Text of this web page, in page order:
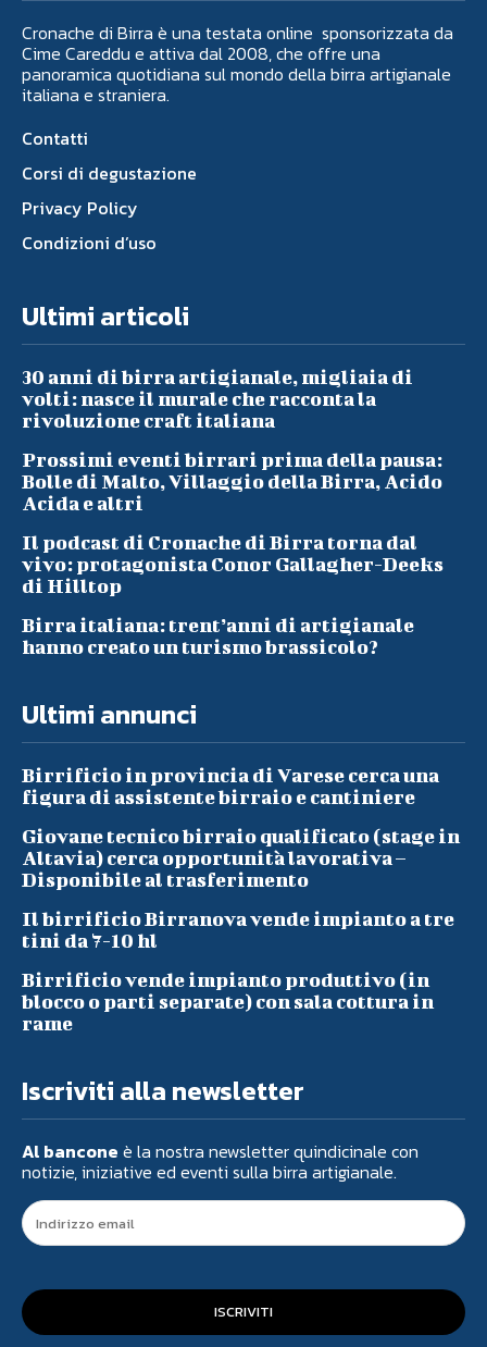
Cronache di Birra è una testata online sponsorizzata da
Cime Careddu e attiva dal 2008, che offre una
panoramica quotidiana sul mondo della birra artigianale
italiana e straniera.
Contatti
Corsi di degustazione
Privacy Policy
Condizioni d’uso
Ultimi articoli
30 anni di birra artigianale, migliaia di
volti: nasce il murale che racconta la
rivoluzione craft italiana
Prossimi eventi birrari prima della pausa:
Bolle di Malto, Villaggio della Birra, Acido
Acida e altri
Il podcast di Cronache di Birra torna dal
vivo: protagonista Conor Gallagher-Deeks
di Hilltop
Birra italiana: trent’anni di artigianale
hanno creato un turismo brassicolo?
Ultimi annunci
Birrificio in provincia di Varese cerca una
figura di assistente birraio e cantiniere
Giovane tecnico birraio qualificato (stage in
Altavia) cerca opportunità lavorativa –
Disponibile al trasferimento
Il birrificio Birranova vende impianto a tre
tini da 7-10 hl
Birrificio vende impianto produttivo (in
blocco o parti separate) con sala cottura in
rame
Iscriviti alla newsletter
Al bancone è la nostra newsletter quindicinale con
notizie, iniziative ed eventi sulla birra artigianale.
ISCRIVITI